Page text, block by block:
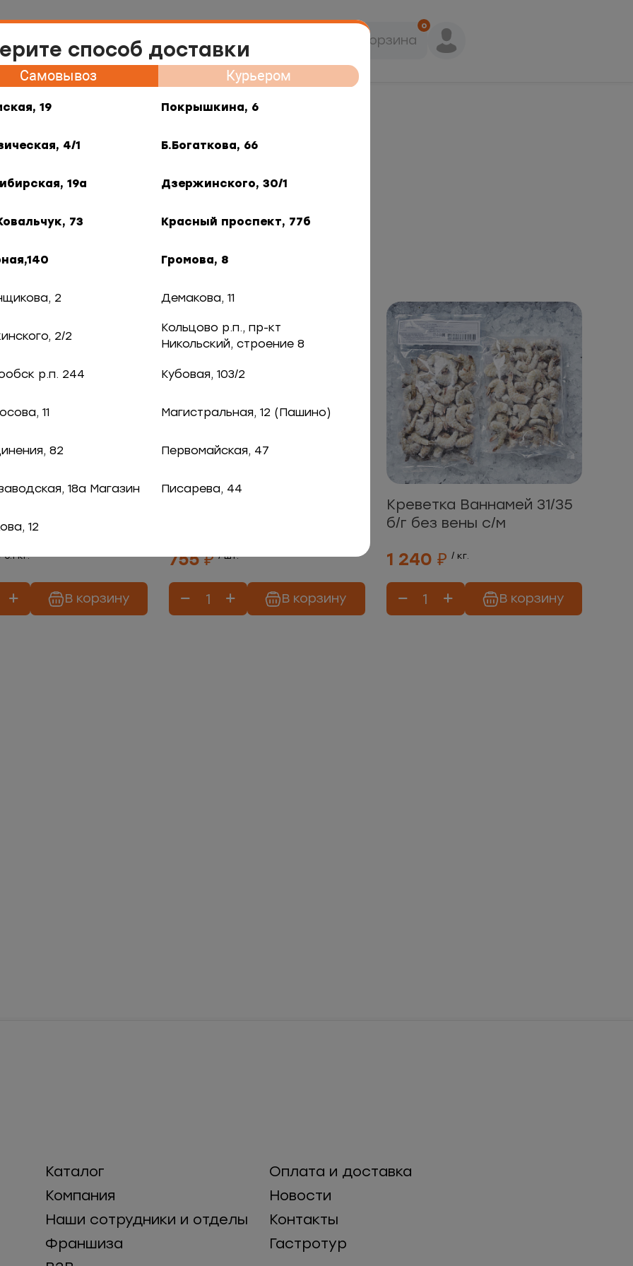
меню
способ доставки
Самовывоз Курьером
19 Покрышкина, 6
4/1 Б.Богаткова, 66
19а Дзержинского, 30/1
73 Красный проспект, 77б
Громова, 8
2 Демакова, 11
2/2
Кольцово р.п., пр-кт
Никольский, строение 8
р.п. 244 Кубовая, 103/2
11 Магистральная, 12 (Пашино)
82 Первомайская, 47
18а Магазин Писарева, 44
12
0
Корзина
Контакты Франшиза Гастротур
По цене
ананасом
0.1 кг.
В корзину
755 ₽ / шт.
В корзину
Креветка Ваннамей 31/35
б/г без вены с/м
1 240 ₽ / кг.
В корзину
Каталог
Оплата и доставка
Компания
Новости
Наши сотрудники и отделы
Контакты
Франшиза
Гастротур